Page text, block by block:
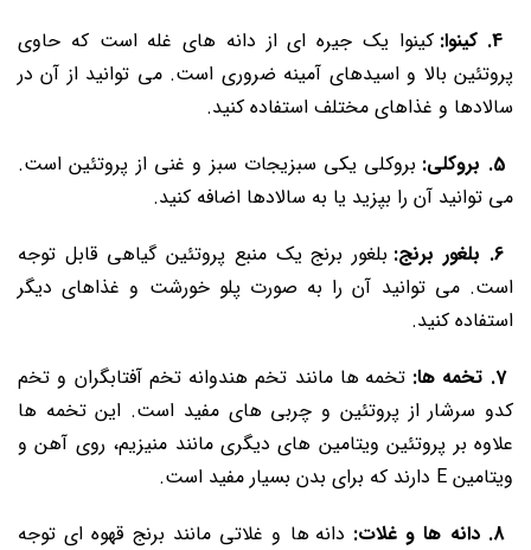
کینوا یک جیره‌ ای از دانه‌ های غله است که حاوی
پروتئین بالا و اسیدهای آمینه ضروری است. می ‌توانید از آن در
سالادها و غذاهای مختلف استفاده کنید.
بروکلی یکی سبزیجات سبز و غنی از پروتئین است.
می‌ توانید آن را بپزید یا به سالادها اضافه کنید.
بلغور برنج یک منبع پروتئین گیاهی قابل توجه
است. می ‌توانید آن را به صورت پلو خورشت و غذاهای دیگر
استفاده کنید.
7. تخمه ‌ها:
تخمه‌ ها مانند تخم هندوانه تخم آفتابگران و تخم
کدو سرشار از پروتئین و چربی های مفید است. این تخمه ها
علاوه بر پروتئین ویتامین های دیگری مانند منیزیم، روی آهن و
ویتامین E دارند که برای بدن بسیار مفید است.
8. دانه ‌ها و غلات:
دانه ‌ها و غلاتی مانند برنج قهوه ای توجه